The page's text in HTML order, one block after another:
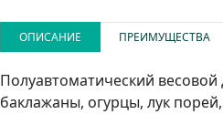
ОПИСАНИЕ ПРЕИМУЩЕСТВА
Полуавтоматический
баклажаны, огурцы, лук